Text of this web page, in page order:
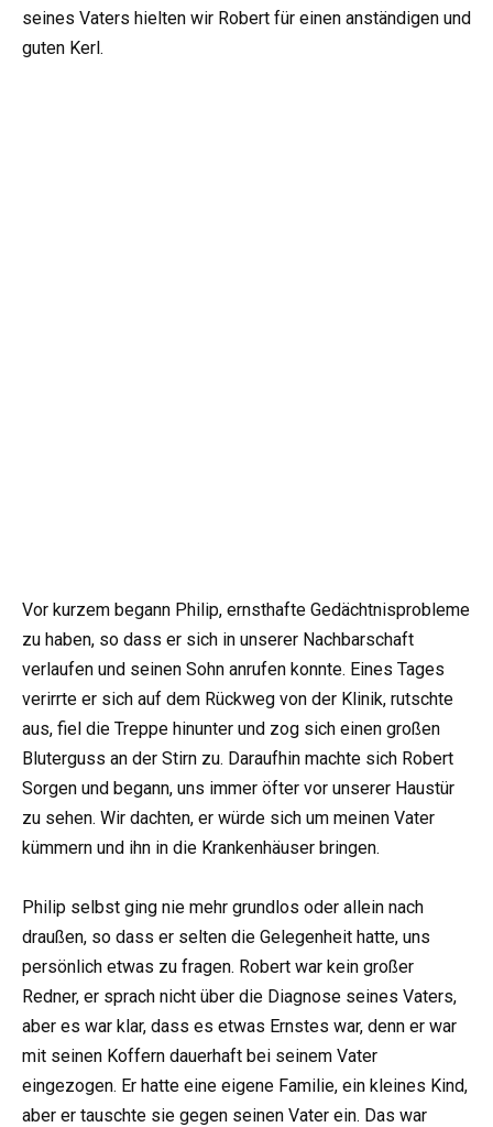
seines Vaters hielten wir Robert für einen anständigen und
guten Kerl.
Vor kurzem begann Philip, ernsthafte Gedächtnisprobleme
zu haben, so dass er sich in unserer Nachbarschaft
verlaufen und seinen Sohn anrufen konnte. Eines Tages
verirrte er sich auf dem Rückweg von der Klinik, rutschte
aus, fiel die Treppe hinunter und zog sich einen großen
Bluterguss an der Stirn zu. Daraufhin machte sich Robert
Sorgen und begann, uns immer öfter vor unserer Haustür
zu sehen. Wir dachten, er würde sich um meinen Vater
kümmern und ihn in die Krankenhäuser bringen.
Philip selbst ging nie mehr grundlos oder allein nach
draußen, so dass er selten die Gelegenheit hatte, uns
persönlich etwas zu fragen. Robert war kein großer
Redner, er sprach nicht über die Diagnose seines Vaters,
aber es war klar, dass es etwas Ernstes war, denn er war
mit seinen Koffern dauerhaft bei seinem Vater
eingezogen. Er hatte eine eigene Familie, ein kleines Kind,
aber er tauschte sie gegen seinen Vater ein. Das war